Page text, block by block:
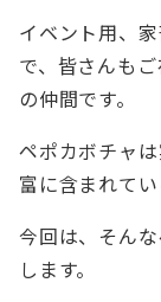
イベント用、
で、皆さんも
の仲間です。
ペポカボチャ
富に含まれて
今回は、そん
します。